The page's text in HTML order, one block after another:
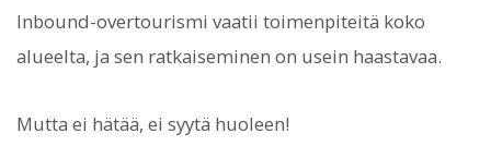
Inbound-overtourismi vaatii toimenpiteitä koko
alueelta, ja sen ratkaiseminen on usein haastavaa.
Mutta ei hätää, ei syytä huoleen!